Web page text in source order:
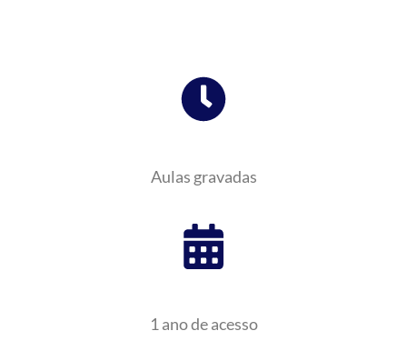
Aulas gravadas
1 ano de acesso